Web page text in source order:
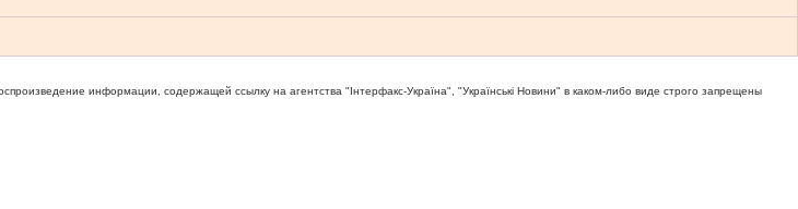
информации, содержащей ссылку на агентства "Iнтерфакс-Україна", "Українськi Новини" в каком-либо виде строго запрещены